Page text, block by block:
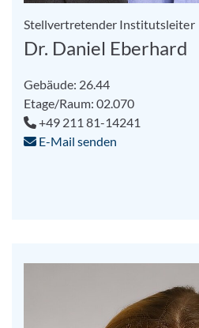
Stellvertretender Institutsleiter
Dr. Daniel Eberhard
Gebäude: 26.44
Etage/Raum: 02.070
+49 211 81-14241
E-Mail senden